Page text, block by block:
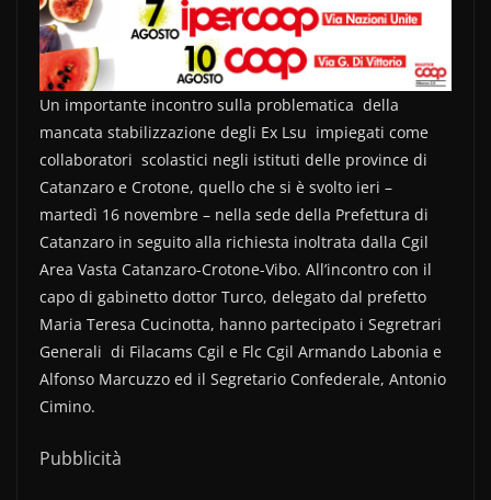
Un importante incontro sulla problematica della
mancata stabilizzazione degli Ex Lsu impiegati come
collaboratori scolastici negli istituti delle province di
Catanzaro e Crotone, quello che si è svolto ieri –
martedì 16 novembre – nella sede della Prefettura di
Catanzaro in seguito alla richiesta inoltrata dalla Cgil
Area Vasta Catanzaro-Crotone-Vibo. All’incontro con il
capo di gabinetto dottor Turco, delegato dal prefetto
Maria Teresa Cucinotta, hanno partecipato i Segretrari
Generali di Filacams Cgil e Flc Cgil Armando Labonia e
Alfonso Marcuzzo ed il Segretario Confederale, Antonio
Cimino.
Pubblicità